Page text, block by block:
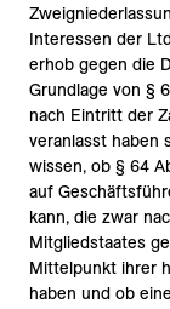
Interessen der
erhob gegen die
Grundlage von §
nach Eintritt der
veranlasst haben
wissen, ob § 64
auf
kann, die zwar
Mitgliedstaates
Mittelpunkt ihrer
haben und ob